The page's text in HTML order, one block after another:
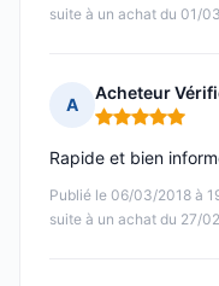
suite à un achat du 01/
A
Acheteur
Note : 5 sur 5
Publié le 06/03/2018 à
suite à un achat du 27/
Rapide et bien